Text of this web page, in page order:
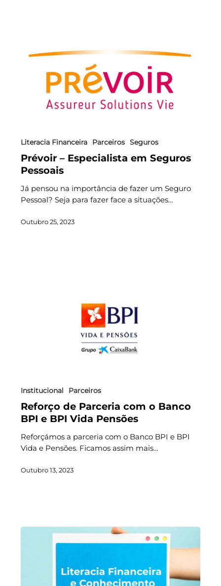
Literacia Financeira Parceiros Seguros
Prévoir – Especialista em Seguros
Pessoais
Já pensou na importância de fazer um Seguro
Pessoal? Seja para fazer face a situações…
Outubro 25, 2023
Institucional Parceiros
Reforço de Parceria com o Banco
BPI e BPI Vida Pensões
Reforçámos a parceria com o Banco BPI e BPI
Vida e Pensões. Ficamos assim mais…
Outubro 13, 2023